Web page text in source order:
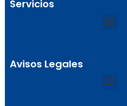
Servicios
Avisos Legales